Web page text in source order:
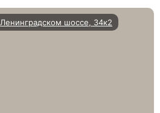
Ленинградском шоссе, 34к2